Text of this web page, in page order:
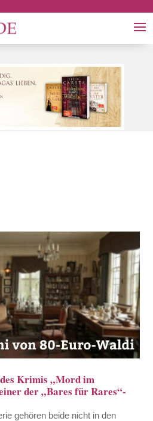
Krimis „Mord im
der „Bares für Rares“-
gehören beide nicht in den